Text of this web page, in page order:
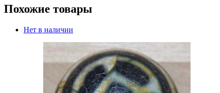
Похожие товары
Нет в наличии